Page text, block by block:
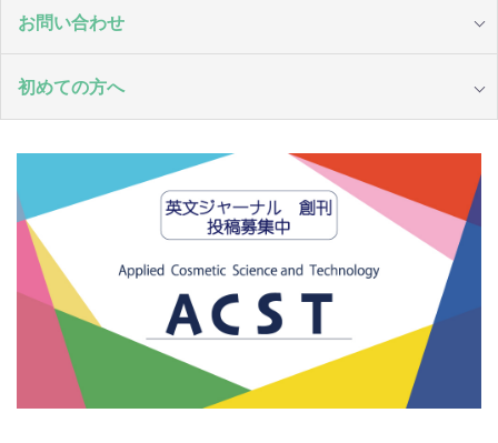
お問い合わせ
初めての方へ